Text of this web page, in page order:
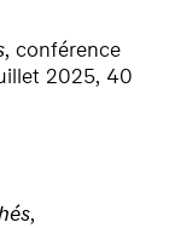
, conférence
2025, 40
,